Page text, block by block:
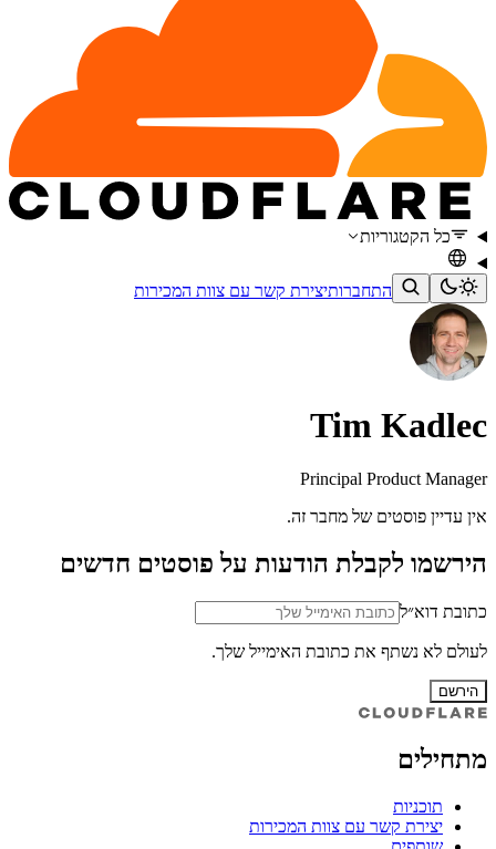
כל הקטגוריות
התחברותיצירת קשר עם צוות המכירות
Tim Kadlec
Principal Product Manager
אין עדיין פוסטים של מחבר זה.
הירשמו לקבלת הודעות על פוסטים חדשים
כתובת דוא״ל
לעולם לא נשתף את כתובת האימייל שלך.
הירשם
מתחילים
תוכניות
יצירת קשר עם צוות המכירות